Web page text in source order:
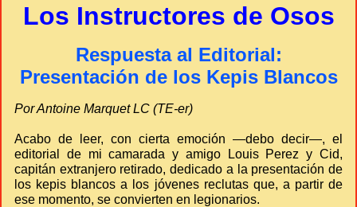
Los Instructores de Osos
Respuesta al Editorial:
Presentación de los Kepis Blancos
Por Antoine Marquet LC (TE-er)
Acabo de leer, con cierta emoción —debo decir—, el
editorial de mi camarada y amigo Louis Perez y Cid,
capitán extranjero retirado, dedicado a la presentación de
los kepis blancos a los jóvenes reclutas que, a partir de
ese momento, se convierten en legionarios.